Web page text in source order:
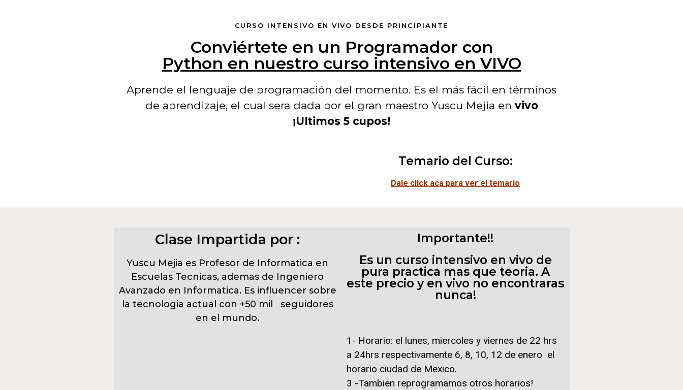
CURSO INTENSIVO EN VIVO DESDE PRINCIPIANTE
Conviértete en un Programador con
Python en nuestro curso intensivo en VIVO
Aprende el lenguaje de programación del momento. Es el más fácil en términos
de aprendizaje, el cual sera dada por el gran maestro Yuscu Mejia en vivo
¡Ultimos 5 cupos!
Temario del Curso:
Dale click aca para ver el temario
Clase Impartida por :
Yuscu Mejia es Profesor de Informatica en
Escuelas Tecnicas, ademas de Ingeniero
Avanzado en Informatica. Es influencer sobre
la tecnologia actual con +50 mil seguidores
en el mundo.
Importante!!
Es un curso intensivo en vivo de
pura practica mas que teoria. A
este precio y en vivo no encontraras
nunca!
1- Horario: el lunes, miercoles y viernes de 22 hrs
a 24hrs respectivamente 6, 8, 10, 12 de enero el
horario ciudad de Mexico.
3 -Tambien reprogramamos otros horarios!